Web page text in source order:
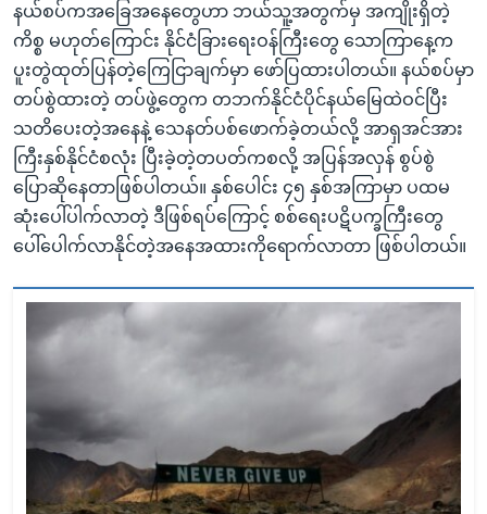
နယ်စပ်ကအခြေအနေတွေဟာ ဘယ်သူ့အတွက်မှ အကျိုးရှိတဲ့
ကိစ္စ မဟုတ်ကြောင်း နိုင်ငံခြားရေးဝန်ကြီးတွေ သောကြာနေ့က
ပူးတွဲထုတ်ပြန်တဲ့ကြေငြာချက်မှာ ဖော်ပြထားပါတယ်။ နယ်စပ်မှာ
တပ်စွဲထားတဲ့ တပ်ဖွဲ့တွေက တဘက်နိုင်ငံပိုင်နယ်မြေထဲဝင်ပြီး
သတိပေးတဲ့အနေနဲ့ သေနတ်ပစ်ဖောက်ခဲ့တယ်လို့ အာရှအင်အား
ကြီးနှစ်နိုင်ငံစလုံး ပြီးခဲ့တဲ့တပတ်ကစလို့ အပြန်အလှန် စွပ်စွဲ
ပြောဆိုနေတာဖြစ်ပါတယ်။ နှစ်ပေါင်း ၄၅ နှစ်အကြာမှာ ပထမ
ဆုံးပေါ်ပါက်လာတဲ့ ဒီဖြစ်ရပ်ကြောင့် စစ်ရေးပဋိပက္ခကြီးတွေ
ပေါ်ပေါက်လာနိုင်တဲ့အနေအထားကိုရောက်လာတာ ဖြစ်ပါတယ်။